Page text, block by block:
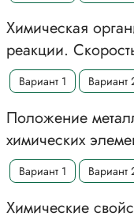
Химическая
реакции.
Вариант 1 Вариант
Положение
химических
Вариант 1 Вариант
Химические